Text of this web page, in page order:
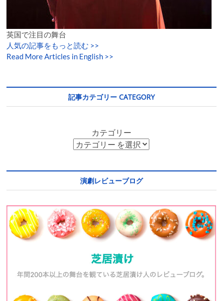
英国で注目の舞台
人気の記事をもっと読む >>
Read More Articles in English >>
記事カテゴリー CATEGORY
カテゴリー
演劇レビューブログ